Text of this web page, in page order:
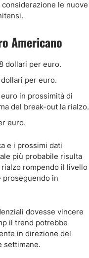
le nuove
Americano
dollari per euro.
per euro.
in prossimità di
del break-out la rialzo.
euro.
e i prossimi dati
più probabile risulta
rompendo il livello
proseguendo in
dovesse vincere
il trend potrebbe
in direzione del
settimane.